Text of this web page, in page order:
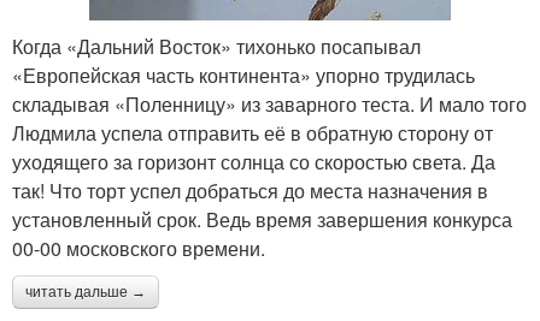
Когда «Дальний Восток» тихонько посапывал
«Европейская часть континента» упорно трудилась
складывая «Поленницу» из заварного теста. И мало того
Людмила успела отправить её в обратную сторону от
уходящего за горизонт солнца со скоростью света. Да
так! Что торт успел добраться до места назначения в
установленный срок. Ведь время завершения конкурса
00-00 московского времени.
читать дальше →